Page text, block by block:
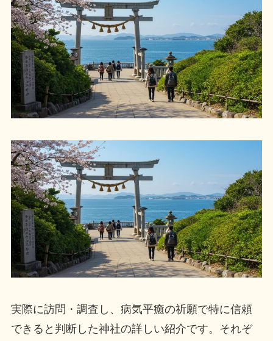
実際に訪問・調査し、病気平癒の祈願で特に信頼
できると判断した神社の詳しい紹介です。それぞ